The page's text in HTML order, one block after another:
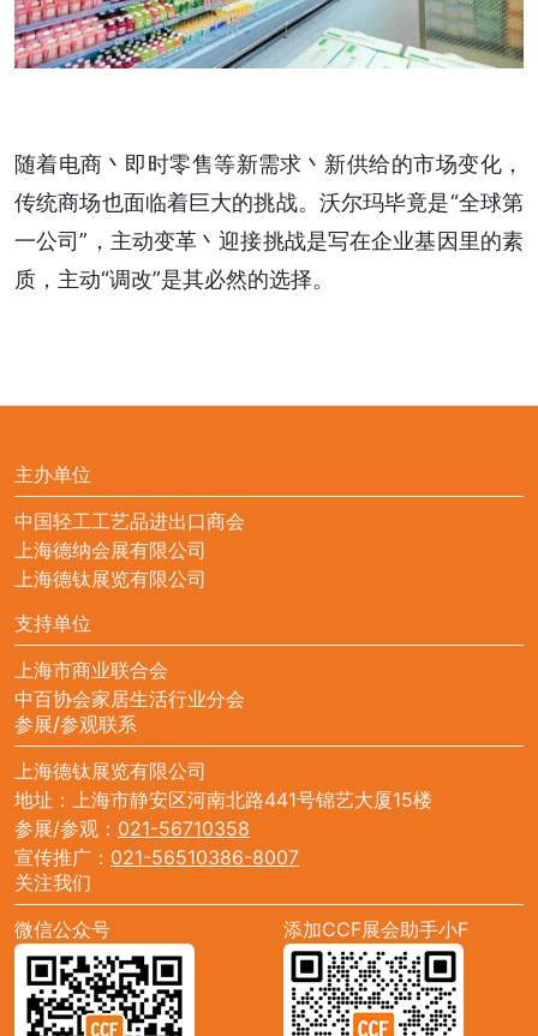
随着电商丶即时零售等新需求丶新供给的市场变化，
传统商场也面临着巨大的挑战。沃尔玛毕竟是“全球第
一公司”，主动变革丶迎接挑战是写在企业基因里的素
质，主动“调改”是其必然的选择。
主办单位
中国轻工工艺品进出口商会
上海德纳会展有限公司
上海德钛展览有限公司
支持单位
上海市商业联合会
中百协会家居生活行业分会
参展/参观联系
上海德钛展览有限公司
地址：上海市静安区河南北路441号锦艺大厦15楼
参展/参观： 021-56710358
宣传推广： 021-56510386-8007
关注我们
微信公众号
添加CCF展会助手小F